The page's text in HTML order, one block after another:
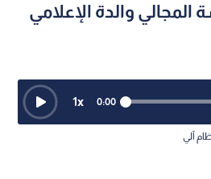
والدة الإعلامي
0:00
1x
آلي